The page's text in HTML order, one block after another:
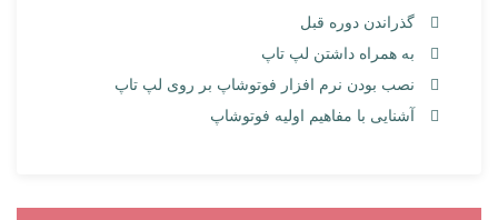
گذراندن دوره قبل
به همراه داشتن لپ تاپ
نصب بودن نرم افزار فوتوشاپ بر روی لپ تاپ
آشنایی با مفاهیم اولیه فوتوشاپ